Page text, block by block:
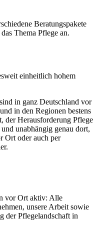
Beratungspakete
Thema Pflege an.
einheitlich hohem
in ganz Deutschland vor
in den Regionen bestens
der Herausforderung Pflege
unabhängig genau dort,
Ort oder auch per
vor Ort aktiv: Alle
unsere Arbeit sowie
der Pflegelandschaft in